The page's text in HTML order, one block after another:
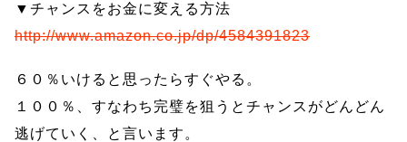
▼チャンスをお金に変える方法
http://www.amazon.co.jp/dp/4584391823
６０％いけると思ったらすぐやる。
１００％、すなわち完璧を狙うとチャンスがどんどん
逃げていく、と言います。